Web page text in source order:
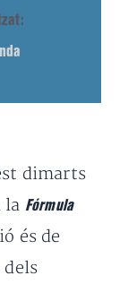
dimarts
la Fórmula
és de
dels